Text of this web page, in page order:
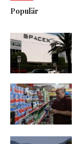
Populär